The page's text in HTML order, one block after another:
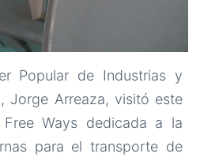
Popular de Industrias y
Jorge Arreaza, visitó este
Ways dedicada a la
para el transporte de